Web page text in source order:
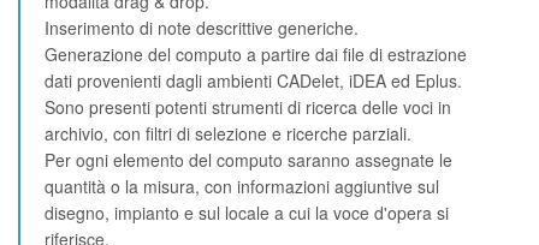
Inserimento di note descrittive generiche.
Generazione del computo a partire dai file di estrazione
dati provenienti dagli ambienti CADelet, iDEA ed Eplus.
Sono presenti potenti strumenti di ricerca delle voci in
archivio, con filtri di selezione e ricerche parziali.
Per ogni elemento del computo saranno assegnate le
quantità o la misura, con informazioni aggiuntive sul
disegno, impianto e sul locale a cui la voce d'opera si
riferisce.